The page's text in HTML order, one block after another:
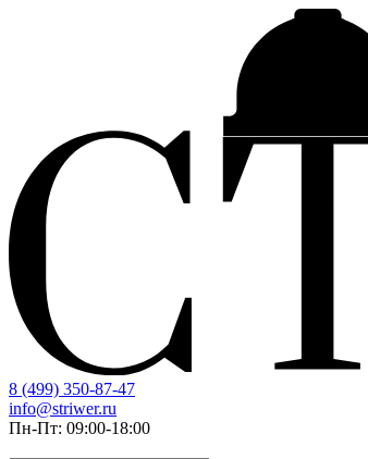
8 (499) 350-87-47
info@striwer.ru
Пн-Пт: 09:00-18:00